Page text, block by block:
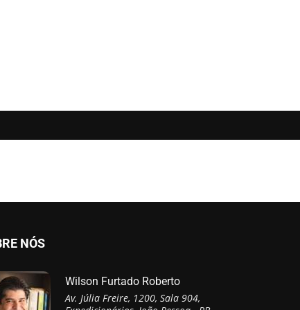
NÓS
Wilson Furtado Roberto
Av. Júlia Freire, 1200, Sala 904,